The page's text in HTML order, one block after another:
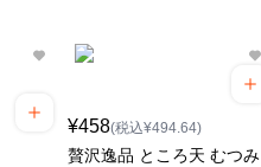
¥458(税込¥494.64)
贅沢逸品 ところ天 むつみ